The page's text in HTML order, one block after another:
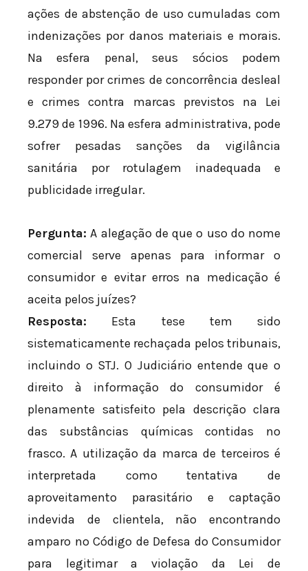
ações de abstenção de uso cumuladas com
indenizações por danos materiais e morais.
Na esfera penal, seus sócios podem
responder por crimes de concorrência desleal
e crimes contra marcas previstos na Lei
9.279 de 1996. Na esfera administrativa, pode
sofrer pesadas sanções da vigilância
sanitária por rotulagem inadequada e
publicidade irregular.
Pergunta: A alegação de que o uso do nome
comercial serve apenas para informar o
consumidor e evitar erros na medicação é
aceita pelos juízes?
Resposta: Esta tese tem sido
sistematicamente rechaçada pelos tribunais,
incluindo o STJ. O Judiciário entende que o
direito à informação do consumidor é
plenamente satisfeito pela descrição clara
das substâncias químicas contidas no
frasco. A utilização da marca de terceiros é
interpretada como tentativa de
aproveitamento parasitário e captação
indevida de clientela, não encontrando
amparo no Código de Defesa do Consumidor
para legitimar a violação da Lei de